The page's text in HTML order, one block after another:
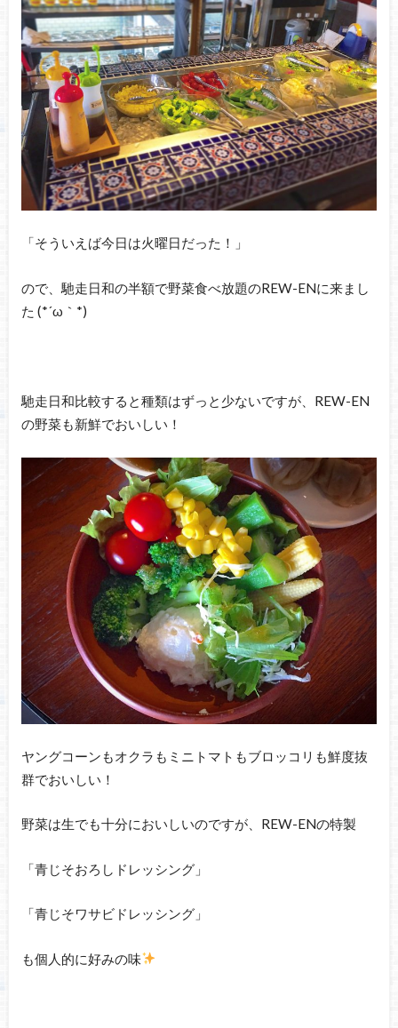
「そういえば今日は火曜日だった！」
ので、馳走日和の半額で野菜食べ放題のREW-ENに来まし
た (*´ω｀*)
馳走日和比較すると種類はずっと少ないですが、REW-EN
の野菜も新鮮でおいしい！
ヤングコーンもオクラもミニトマトもブロッコリも鮮度抜
群でおいしい！
野菜は生でも十分においしいのですが、REW-ENの特製
「青じそおろしドレッシング」
「青じそワサビドレッシング」
も個人的に好みの味